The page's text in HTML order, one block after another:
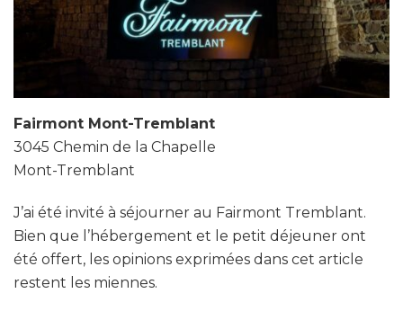
Fairmont Mont-Tremblant
3045 Chemin de la Chapelle
Mont-Tremblant
J’ai été invité à séjourner au Fairmont Tremblant.
Bien que l’hébergement et le petit déjeuner ont
été offert, les opinions exprimées dans cet article
restent les miennes.